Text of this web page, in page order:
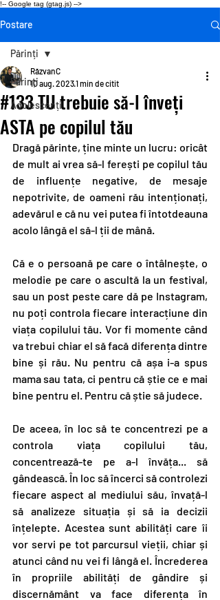
!-- Google tag (gtag.js) -->
Postare
Părinți
Adolescenți
Părinți
#133 TU trebuie să-l înveți
ASTA pe copilul tău
RăzvanC
10 aug. 20231 min de citit
Dragă părinte, ține minte un lucru: oricât
de mult ai vrea să-l ferești pe copilul tău
de influențe negative, de mesaje
nepotrivite, de oameni rău intenționați,
adevărul e că nu vei putea fi întotdeauna
acolo lângă el să-l ții de mână.
Că e o persoană pe care o întâlnește, o
melodie pe care o ascultă la un festival,
sau un post peste care dă pe Instagram,
nu poți controla fiecare interacțiune din
viața copilului tău. Vor fi momente când
va trebui chiar el să facă diferența dintre
bine și rău. Nu pentru că așa i-a spus
mama sau tata, ci pentru că știe ce e mai
bine pentru el. Pentru că știe să judece.
De aceea, în loc să te concentrezi pe a
controla viața copilului tău,
concentrează-te pe a-l învăța... să
gândească. În loc să încerci să controlezi
fiecare aspect al mediului său, învață-l
să analizeze situația și să ia decizii
înțelepte. Acestea sunt abilități care îi
vor servi pe tot parcursul vieții, chiar și
atunci când nu vei fi lângă el. Încrederea
în propriile abilități de gândire și
discernământ va face diferența în